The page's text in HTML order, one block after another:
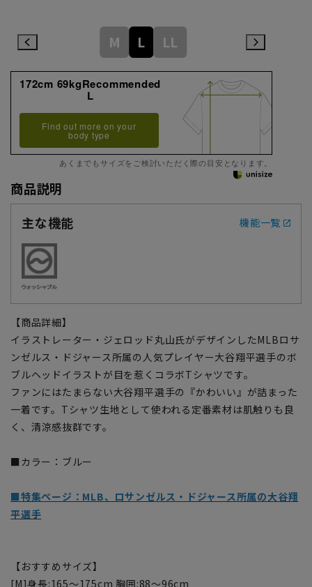
M L LL
172cm 69kgRecommended
L
Find out more on your
body type
あくまでもサイズをご検討いただく際の目安となります。
商品説明
主な機能
機能一覧
【商品詳細】
イラストレーター・ジェロッド丸山氏がデザインしたMLBロサ
ンゼルス・ドジャース所属の人気プレイヤー大谷翔平選手のボ
ブルヘッドイラストが目を惹くコラボTシャツです。
ファンにはたまらない大谷翔平選手の『かわいい』が詰まった
一着です。Tシャツ生地として使われる定番素材は肌触りも良
く、清涼感抜群です。
■カラー：ブルー
■特集ページ：MLB、ロサンゼルス・ドジャース所属の大谷翔
平選手
【おすすめサイズ】
[M]身長:165～175cm 胸囲:88～96cm